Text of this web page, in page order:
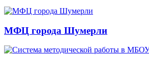
МФЦ города Шумерли